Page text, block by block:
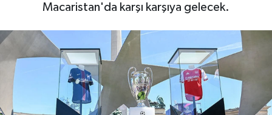
Macaristan'da karşı karşıya gelecek.
Otovitrin
Asayiş
Magazin
Gayrimenkul
Haber Arşivi